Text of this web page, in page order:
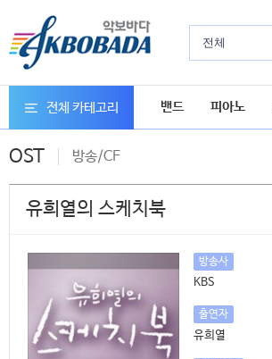
전체
전체 카테고리 밴드 피아노
OST 방송/CF
유희열의 스케치북
방송사
KBS
출연자
유희열